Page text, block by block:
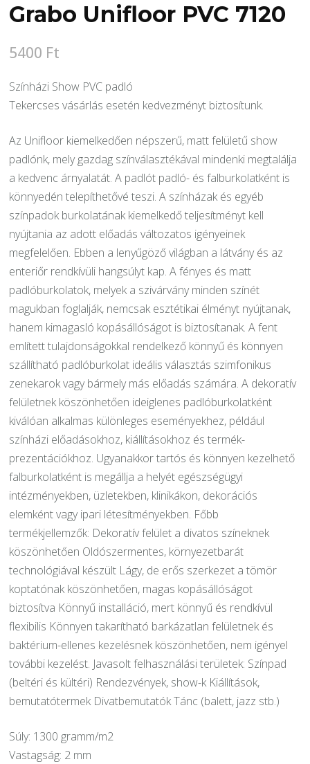
Grabo Unifloor PVC 7120
5400 Ft
Színházi Show PVC padló
Tekercses vásárlás esetén kedvezményt biztosítunk.
Az Unifloor kiemelkedően népszerű, matt felületű show
padlónk, mely gazdag színválasztékával mindenki megtalálja
a kedvenc árnyalatát. A padlót padló- és falburkolatként is
könnyedén telepíthetővé teszi. A színházak és egyéb
színpadok burkolatának kiemelkedő teljesítményt kell
nyújtania az adott előadás változatos igényeinek
megfelelően. Ebben a lenyűgöző világban a látvány és az
enteriőr rendkívüli hangsúlyt kap. A fényes és matt
padlóburkolatok, melyek a szivárvány minden színét
magukban foglalják, nemcsak esztétikai élményt nyújtanak,
hanem kimagasló kopásállóságot is biztosítanak. A fent
említett tulajdonságokkal rendelkező könnyű és könnyen
szállítható padlóburkolat ideális választás szimfonikus
zenekarok vagy bármely más előadás számára. A dekoratív
felületnek köszönhetően ideiglenes padlóburkolatként
kiválóan alkalmas különleges eseményekhez, például
színházi előadásokhoz, kiállításokhoz és termék-
prezentációkhoz. Ugyanakkor tartós és könnyen kezelhető
falburkolatként is megállja a helyét egészségügyi
intézményekben, üzletekben, klinikákon, dekorációs
elemként vagy ipari létesítményekben. Főbb
termékjellemzők: Dekoratív felület a divatos színeknek
köszönhetően Oldószermentes, környezetbarát
technológiával készült Lágy, de erős szerkezet a tömör
koptatónak köszönhetően, magas kopásállóságot
biztosítva Könnyű installáció, mert könnyű és rendkívül
flexibilis Könnyen takarítható barkázatlan felületnek és
baktérium-ellenes kezelésnek köszönhetően, nem igényel
további kezelést. Javasolt felhasználási területek: Színpad
(beltéri és kültéri) Rendezvények, show-k Kiállítások,
bemutatótermek Divatbemutatók Tánc (balett, jazz stb.)
Súly: 1300 gramm/m2
Vastagság: 2 mm